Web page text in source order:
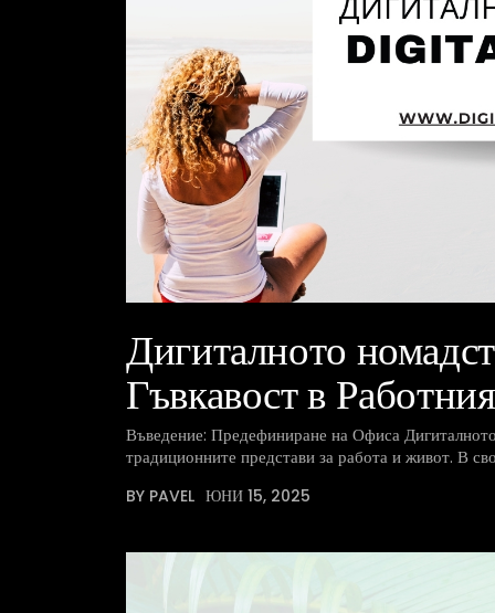
Дигиталното
Гъвкавост в
Въведение: Предефиниране на Офиса
традиционните представи за работа и живот. В
BY PAVEL ЮНИ 15, 2025